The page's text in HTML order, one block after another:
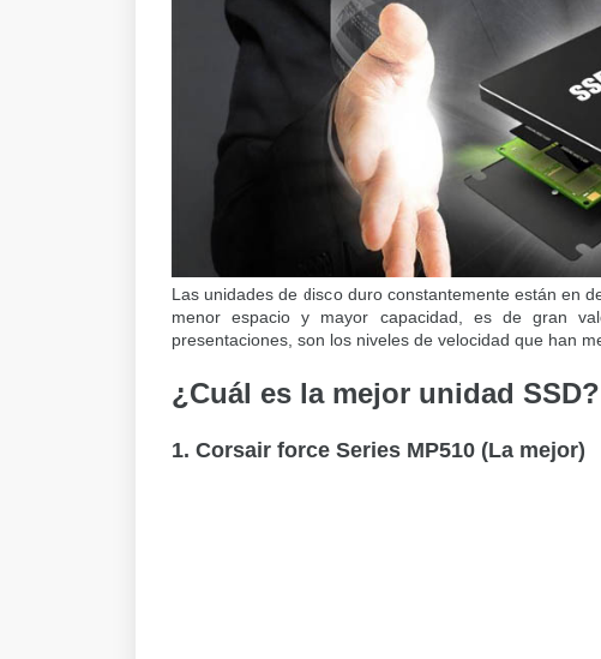
Las unidades de disco duro constantemente están en
menor espacio y mayor capacidad, es de gran
presentaciones, son los niveles de velocidad que han
¿Cuál es la mejor unidad SSD?
1. Corsair force Series MP510 (La mejor)